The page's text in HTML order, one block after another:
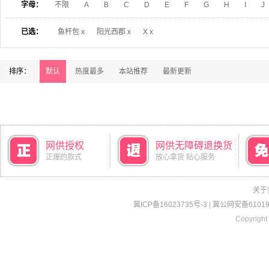
字母： 不限 A B C D E F G H J
已选： 鱼杆包 x 阳光西郡 x X x
排序： 默认 热度最多 本站推荐 最新更新
网供授权
正爆的款式
网供无障碍退换货
放心拿货 贴心服务
关于
冀ICP备16023735号-3
冀公网安备